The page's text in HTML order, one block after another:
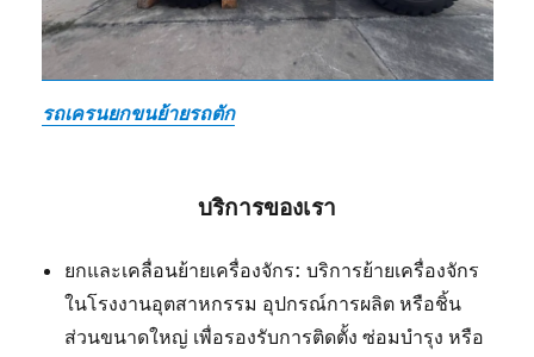
รถเครนยกขนย้ายรถตัก
บริการของเรา
ยกและเคลื่อนย้ายเครื่องจักร: บริการย้ายเครื่องจักร
ในโรงงานอุตสาหกรรม อุปกรณ์การผลิต หรือชิ้น
ส่วนขนาดใหญ่ เพื่อรองรับการติดตั้ง ซ่อมบำรุง หรือ